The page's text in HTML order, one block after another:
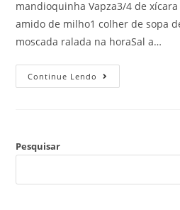
mandioquinha Vapza3/4 de
amido de milho1 colher de sopa
moscada ralada na horaSal a…
Continue Lendo
Pesquisar